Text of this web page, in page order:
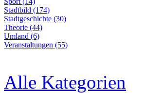
Stadtbild (174)
Stadtgeschichte (30)
Theorie (44)
Umland (6)
Veranstaltungen (55)
Alle Kategorien